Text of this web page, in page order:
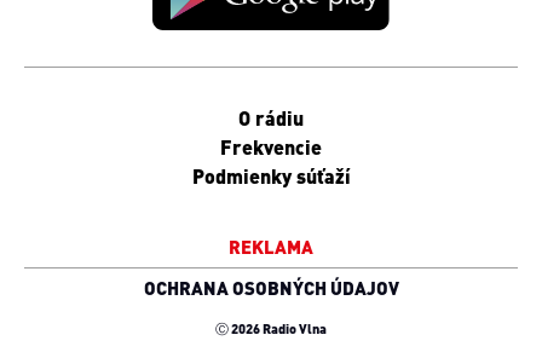
O rádiu
Frekvencie
Podmienky súťaží
REKLAMA
OCHRANA OSOBNÝCH ÚDAJOV
Ⓒ 2026 Radio Vlna